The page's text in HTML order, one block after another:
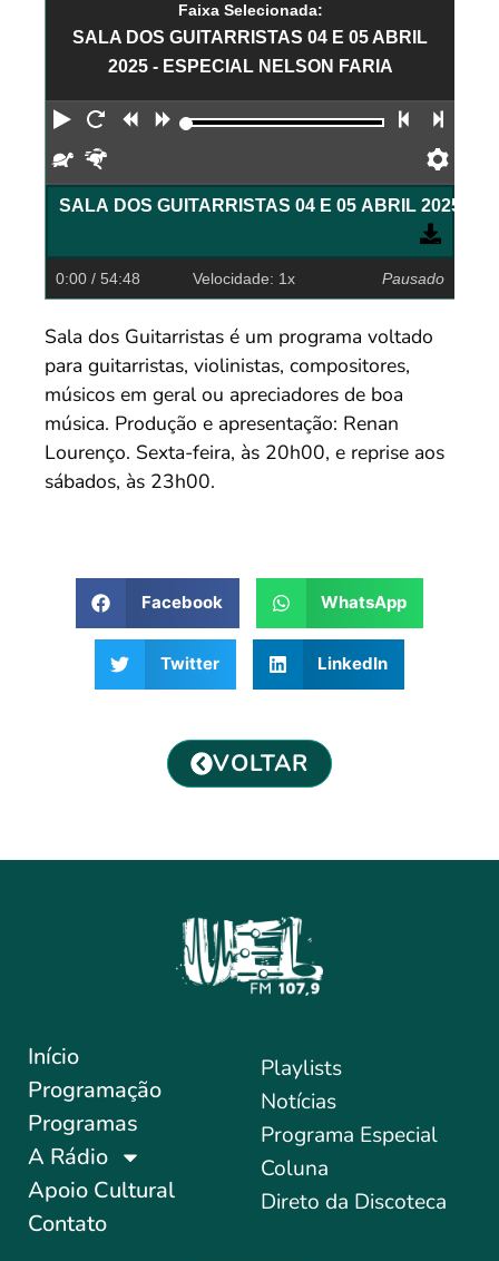
Faixa Selecionada:
SALA DOS GUITARRISTAS 04 E 05 ABRIL
2025 - ESPECIAL NELSON FARIA
Reproduzir
Reiniciar
Retroceder
Avançar Faixa
Devagar
0:00 / 54:48 Velocidade: 1x Pausado
Sala dos Guitarristas é um programa voltado
para guitarristas, violinistas, compositores,
músicos em geral ou apreciadores de boa
música. Produção e apresentação: Renan
Lourenço. Sexta-feira, às 20h00, e reprise aos
sábados, às 23h00.
Facebook WhatsApp
Twitter LinkedIn
VOLTAR
Início
Programação
Programas
A Rádio
Apoio Cultural
Contato
Playlists
Notícias
Programa Especial
Coluna
Direto da Discoteca